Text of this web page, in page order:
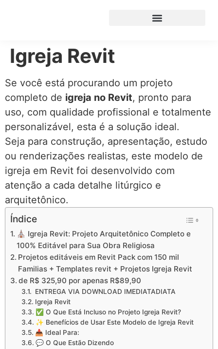
Igreja Revit
Se você está procurando um projeto
completo de igreja no Revit, pronto para
uso, com qualidade profissional e totalmente
personalizável, esta é a solução ideal.
Seja para construção, apresentação, estudo
ou renderizações realistas, este modelo de
igreja em Revit foi desenvolvido com
atenção a cada detalhe litúrgico e
arquitetônico.
Índice
⛪ Igreja Revit: Projeto Arquitetônico Completo e
100% Editável para Sua Obra Religiosa
Projetos editáveis em Revit Pack com 150 mil
Familias + Templates revit + Projetos Igreja Revit
de R$ 325,90 por apenas R$89,90
ENTREGA VIA DOWNLOAD IMEDIATADIATA
Igreja Revit
✅ O Que Está Incluso no Projeto Igreja Revit?
✨ Benefícios de Usar Este Modelo de Igreja Revit
📥 Ideal Para:
💬 O Que Estão Dizendo